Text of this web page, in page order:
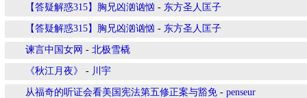
【答疑解惑315】胸兄凶汹讻忷 - 东方圣人匡子
【答疑解惑315】胸兄凶汹讻忷 - 东方圣人匡子
谏言中国女网 - 北极雪橇
《秋江月夜》 - 川宇
从福奇的听证会看美国宪法第五修正案与豁免 - penseur